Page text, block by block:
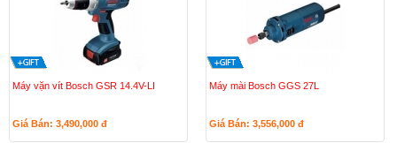
Máy vặn vít Bosch GSR 14.4V-LI
Giá Bán: 3,490,000 đ
Máy mài Bosch GGS 27L
Giá Bán: 3,556,000 đ